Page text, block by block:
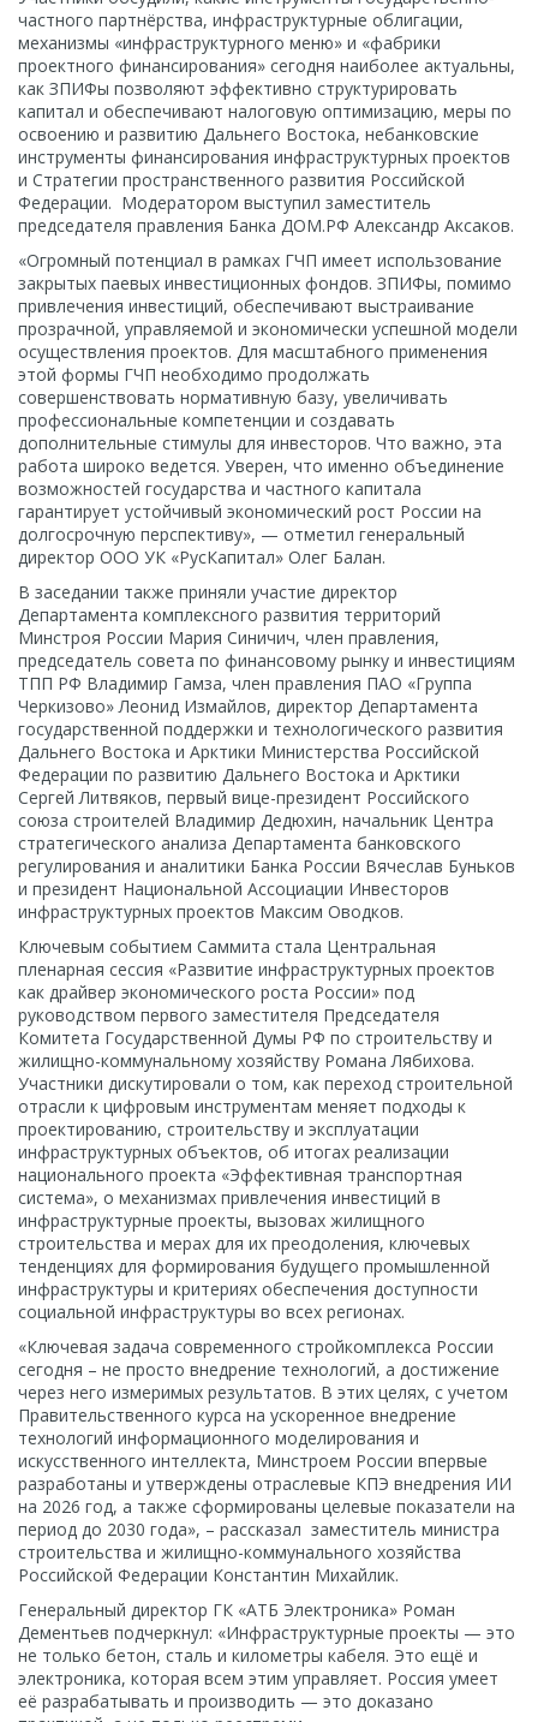
частного партнёрства, инфраструктурные облигации,
механизмы «инфраструктурного меню» и «фабрики
проектного финансирования» сегодня наиболее актуальны,
как ЗПИФы позволяют эффективно структурировать
капитал и обеспечивают налоговую оптимизацию, меры по
освоению и развитию Дальнего Востока, небанковские
инструменты финансирования инфраструктурных проектов
и Стратегии пространственного развития Российской
Федерации. Модератором выступил заместитель
председателя правления Банка ДОМ.РФ Александр Аксаков.
«Огромный потенциал в рамках ГЧП имеет использование
закрытых паевых инвестиционных фондов. ЗПИФы, помимо
привлечения инвестиций, обеспечивают выстраивание
прозрачной, управляемой и экономически успешной модели
осуществления проектов. Для масштабного применения
этой формы ГЧП необходимо продолжать
совершенствовать нормативную базу, увеличивать
профессиональные компетенции и создавать
дополнительные стимулы для инвесторов. Что важно, эта
работа широко ведется. Уверен, что именно объединение
возможностей государства и частного капитала
гарантирует устойчивый экономический рост России на
долгосрочную перспективу», — отметил генеральный
директор ООО УК «РусКапитал» Олег Балан.
В заседании также приняли участие директор
Департамента комплексного развития территорий
Минстроя России Мария Синичич, член правления,
председатель совета по финансовому рынку и инвестициям
ТПП РФ Владимир Гамза, член правления ПАО «Группа
Черкизово» Леонид Измайлов, директор Департамента
государственной поддержки и технологического развития
Дальнего Востока и Арктики Министерства Российской
Федерации по развитию Дальнего Востока и Арктики
Сергей Литвяков, первый вице-президент Российского
союза строителей Владимир Дедюхин, начальник Центра
стратегического анализа Департамента банковского
регулирования и аналитики Банка России Вячеслав Буньков
и президент Национальной Ассоциации Инвесторов
инфраструктурных проектов Максим Оводков.
Ключевым событием Саммита стала Центральная
пленарная сессия «Развитие инфраструктурных проектов
как драйвер экономического роста России» под
руководством первого заместителя Председателя
Комитета Государственной Думы РФ по строительству и
жилищно-коммунальному хозяйству Романа Лябихова.
Участники дискутировали о том, как переход строительной
отрасли к цифровым инструментам меняет подходы к
проектированию, строительству и эксплуатации
инфраструктурных объектов, об итогах реализации
национального проекта «Эффективная транспортная
система», о механизмах привлечения инвестиций в
инфраструктурные проекты, вызовах жилищного
строительства и мерах для их преодоления, ключевых
тенденциях для формирования будущего промышленной
инфраструктуры и критериях обеспечения доступности
социальной инфраструктуры во всех регионах.
«Ключевая задача современного стройкомплекса России
сегодня – не просто внедрение технологий, а достижение
через него измеримых результатов. В этих целях, с учетом
Правительственного курса на ускоренное внедрение
технологий информационного моделирования и
искусственного интеллекта, Минстроем России впервые
разработаны и утверждены отраслевые КПЭ внедрения ИИ
на 2026 год, а также сформированы целевые показатели на
период до 2030 года», – рассказал заместитель министра
строительства и жилищно-коммунального хозяйства
Российской Федерации Константин Михайлик.
Генеральный директор ГК «АТБ Электроника» Роман
Дементьев подчеркнул: «Инфраструктурные проекты — это
не только бетон, сталь и километры кабеля. Это ещё и
электроника, которая всем этим управляет. Россия умеет
её разрабатывать и производить — это доказано